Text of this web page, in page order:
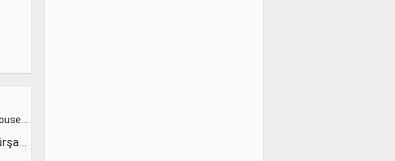
Ankara Echoes, Kürşad Kahraman